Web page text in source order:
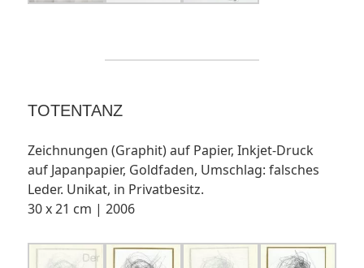
TOTENTANZ
Zeichnungen (Graphit) auf Papier, Inkjet-Druck
auf Japanpapier, Goldfaden, Umschlag: falsches
Leder. Unikat, in Privatbesitz.
30 x 21 cm | 2006